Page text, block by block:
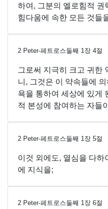
하여, 그분의 엘로힘적 권
힘다움에 속한 모든 것들
2 Peter-페트로스둘째 1장 4절
그로써 지극히 크고 귀한
니, 그것은 이 약속들에
욕을 통하여 세상에 있게
적 본성에 참여하는 자들
2 Peter-페트로스둘째 1장 5절
이것 외에도, 열심을 다하
에 지식을;
2 Peter-페트로스둘째 1장 6절